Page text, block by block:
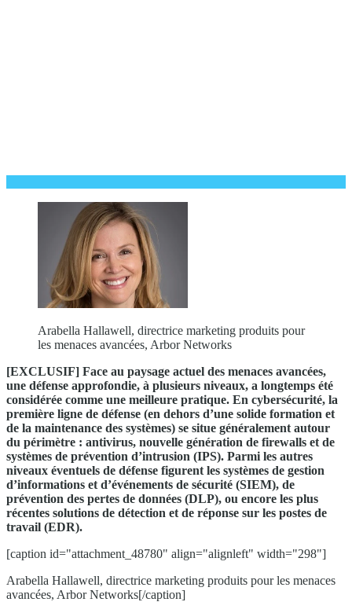
Arabella Hallawell, directrice marketing produits pour
les menaces avancées, Arbor Networks
[EXCLUSIF] Face au paysage actuel des menaces avancées,
une défense approfondie, à plusieurs niveaux, a longtemps été
considérée comme une meilleure pratique. En cybersécurité, la
première ligne de défense (en dehors d’une solide formation et
de la maintenance des systèmes) se situe généralement autour
du périmètre : antivirus, nouvelle génération de firewalls et de
systèmes de prévention d’intrusion (IPS). Parmi les autres
niveaux éventuels de défense figurent les systèmes de gestion
d’informations et d’événements de sécurité (SIEM), de
prévention des pertes de données (DLP), ou encore les plus
récentes solutions de détection et de réponse sur les postes de
travail (EDR).
[caption id="attachment_48780" align="alignleft" width="298"]
Arabella Hallawell, directrice marketing produits pour les menaces
avancées, Arbor Networks[/caption]